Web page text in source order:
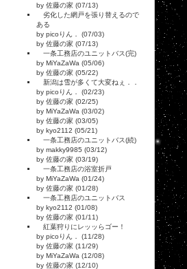
by 佐藤の家 (07/13)
劣化した網戸を張り替えるので
ある
by picoりん． (07/03)
by 佐藤の家 (07/13)
一条工務店のユニットバス(完)
by MiYaZaWa (05/06)
by 佐藤の家 (05/22)
新潟は雪が多くて大変ねぇ．．
by picoりん． (02/23)
by 佐藤の家 (02/25)
by MiYaZaWa (03/02)
by 佐藤の家 (03/05)
by kyo2112 (05/21)
一条工務店のユニットバス(続)
by makky9985 (03/12)
by 佐藤の家 (03/19)
一条工務店の浴室折戸
by MiYaZaWa (01/24)
by 佐藤の家 (01/28)
一条工務店のユニットバス
by kyo2112 (01/08)
by 佐藤の家 (01/11)
紅葉狩りにレッッらゴー！
by picoりん． (11/28)
by 佐藤の家 (11/29)
by MiYaZaWa (12/08)
by 佐藤の家 (12/10)